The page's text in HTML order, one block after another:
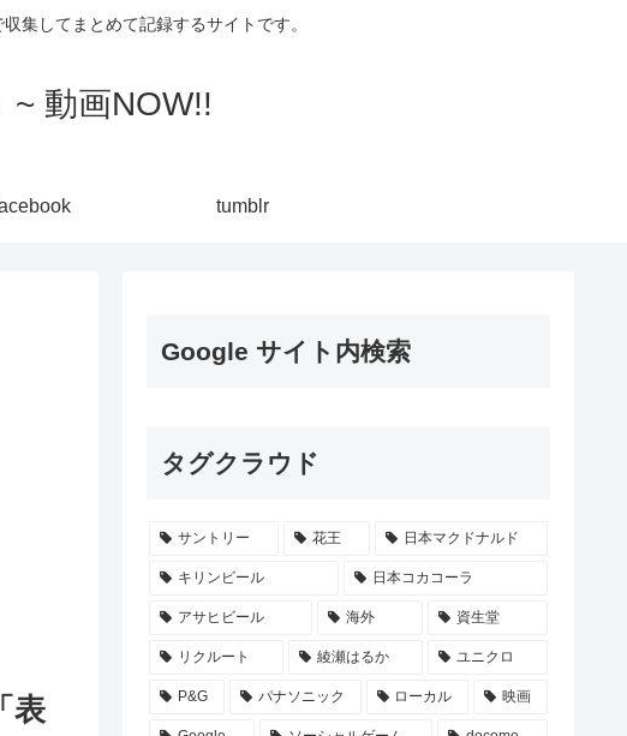
集してまとめて記録するサイトです。
動画NOW!!
tumblr
表
Google サイト内検索
タグクラウド
サントリー 花王 日本マクドナルド
キリンビール 日本コカコーラ
アサヒビール 海外 資生堂
リクルート 綾瀬はるか ユニクロ
P&G パナソニック ローカル 映画